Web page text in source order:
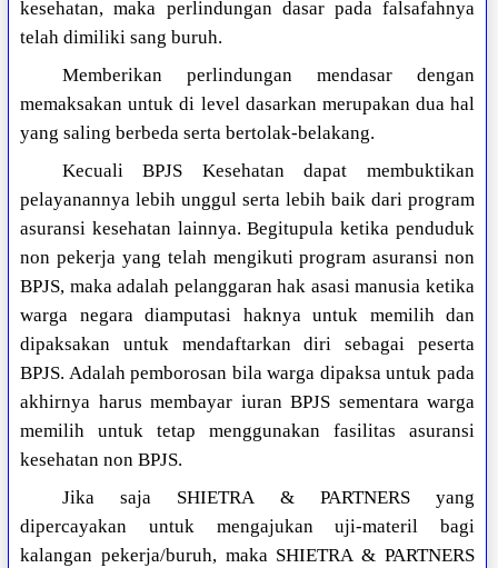
kesehatan, maka perlindungan dasar pada falsafahnya
telah dimiliki sang buruh.
Memberikan perlindungan mendasar dengan
memaksakan untuk di level dasarkan merupakan dua hal
yang saling berbeda serta bertolak-belakang.
Kecuali BPJS Kesehatan dapat membuktikan
pelayanannya lebih unggul serta lebih baik dari program
asuransi kesehatan lainnya. Begitupula ketika penduduk
non pekerja yang telah mengikuti program asuransi non
BPJS, maka adalah pelanggaran hak asasi manusia ketika
warga negara diamputasi haknya untuk memilih dan
dipaksakan untuk mendaftarkan diri sebagai peserta
BPJS. Adalah pemborosan bila warga dipaksa untuk pada
akhirnya harus membayar iuran BPJS sementara warga
memilih untuk tetap menggunakan fasilitas asuransi
kesehatan non BPJS.
Jika saja SHIETRA & PARTNERS yang
dipercayakan untuk mengajukan uji-materil bagi
kalangan pekerja/buruh, maka SHIETRA & PARTNERS